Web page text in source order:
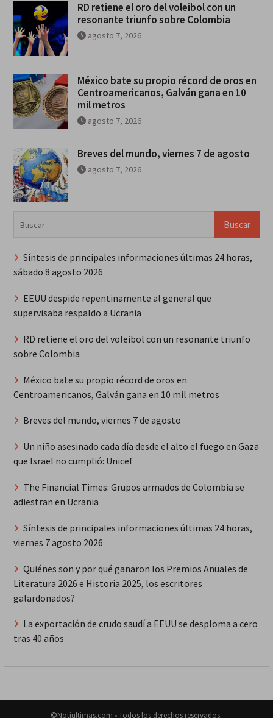
RD retiene el oro del voleibol con un
resonante triunfo sobre Colombia
agosto 7, 2026
México bate su propio récord de oros en
Centroamericanos, Galván gana en 10
mil metros
agosto 7, 2026
Breves del mundo, viernes 7 de agosto
agosto 7, 2026
Síntesis de principales informaciones últimas 24 horas,
sábado 8 agosto 2026
EEUU despide repentinamente al general que
supervisaba respaldo a Ucrania
RD retiene el oro del voleibol con un resonante triunfo
sobre Colombia
México bate su propio récord de oros en
Centroamericanos, Galván gana en 10 mil metros
Breves del mundo, viernes 7 de agosto
Un niño asesinado cada día desde el alto el fuego en Gaza
que Israel no cumplió: Unicef
The Financial Times: Grupos armados de Colombia se
adiestran en Ucrania
Síntesis de principales informaciones últimas 24 horas,
viernes 7 agosto 2026
Quiénes son y por qué ganaron los Premios Anuales de
Literatura 2026 e Historia 2025, los escritores
galardonados?
La exportación de crudo saudí a EEUU se desploma a cero
tras 40 años
©Notiultimas.com • Todos los derechos reservados.